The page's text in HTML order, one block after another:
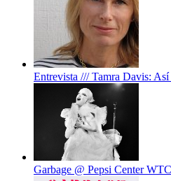
Entrevista /// Tamra Davis:
Garbage @ Pepsi Center